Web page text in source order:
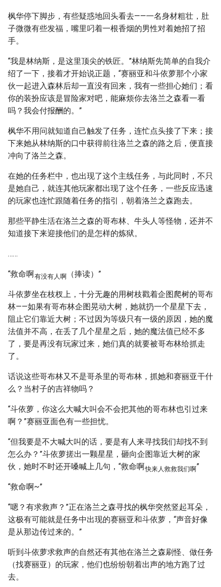
枫华停下脚步，有些疑惑地回头看去——一名身材粗壮，肚
子微微有些发福，嘴里叼着一根香烟的男性对着她招了招
手。
“我是林纳斯，是这里顶尖的铁匠。”林纳斯先简单的自我介
绍了一下，接着才开始说正题，“赛丽亚和斗依萝那个小家
伙一起进入森林后却一直没有回来，我有一些担心她们；看
你的装扮应该是冒险家对吧，能麻烦你去洛兰之森看一看
吗？我会付报酬的。”
枫华不用问就知道自己触发了任务，连忙点头接了下来；接
下来她从林纳斯的口中获得前往洛兰之森的路之后，便直接
冲向了洛兰之森。
在她的任务栏中，也出现了这个主线任务，与此同时，不只
是她自己，就连其他玩家都出现了这个任务，一些反应迅速
的玩家也连忙跟随着任务的指引，朝着洛兰之森跑去。
那些平静生活在洛兰之森的哥布林、牛头人等怪物，还并不
知道接下来迎接他们的是怎样的炼狱。
……
“救命啊有没有人啊 （捧读）”
斗依萝坐在枝杈上，十分无趣的用树枝戳着企图爬树的哥布
林——如果有哥布林企图晃动大树，她就扔一个星星下去，
阻止它们靠近大树；不过因为等级只有一级的原因，她的魔
法值并不高，在丢了几个星星之后，她的魔法值已经不多
了，要是再没有玩家过来，她们真的就要被哥布林给抓走
了。
话说这些哥布林又不是哥杀里的哥布林，抓她和赛丽亚干什
么？当村子的吉祥物吗？
“斗依萝，你这么大喊大叫会不会把其他的哥布林也引过来
啊？”赛丽亚面色有一些担忧。
“但我要是不大喊大叫的话，要是有人来寻找我们却找不到
怎么办？”斗依萝搓出一颗星星，砸向企图靠近大树的家
伙，她时不时还开嗓喊上几句，“救命啊快来人救救我们啊”
“救命啊~”
“嗯？有求救声？”正在洛兰之森寻找的枫华突然竖起耳朵，
这极有可能就是任务中出现的赛丽亚和斗依萝，“声音好像
是从那边传过来的。”
听到斗依萝求救声的自然还有其他在洛兰之森刷怪、做任务
（找赛丽亚）的玩家，他们也纷纷朝着出声的地方跑了过
去。